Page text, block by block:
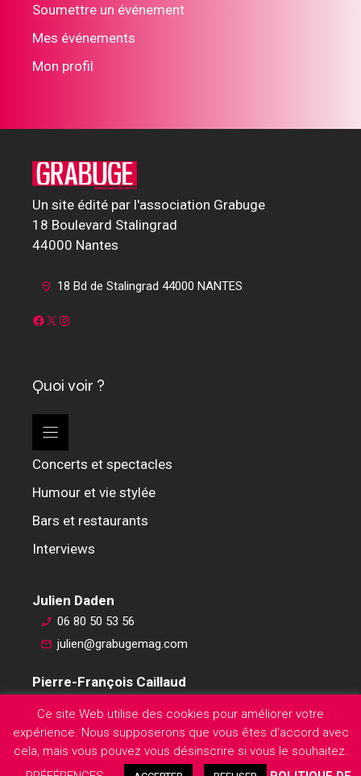
Soumettre un événement
Mes événements
Mon profil
Un site édité par l'association Grabuge
18 Boulevard Stalingrad
44000 Nantes
18 Bd de Stalingrad 44000 NANTES
Facebook
X Instagram
Quoi voir ?
Concerts et spectacles
Humour et vie stylée
Bars et restaurants
Interviews
Julien Daden
06 80 50 53 56
julien@grabugemag.com
Pierre-François Caillaud
pierre-francois@grabugemag.com
Mentions légales
Ce site Web utilise des cookies pour améliorer votre
expérience. Nous supposerons que vous êtes d'accord avec
cela, mais vous pouvez vous désinscrire si vous le souhaitez.